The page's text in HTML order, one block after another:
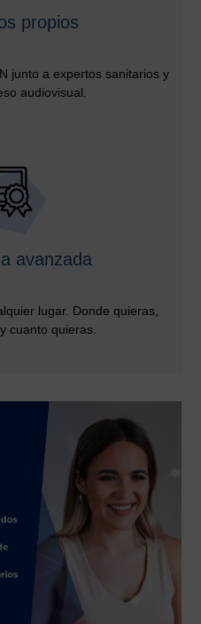
propios
junto a expertos sanitarios y
audiovisual.
avanzada
lugar. Donde quieras,
cuanto quieras.